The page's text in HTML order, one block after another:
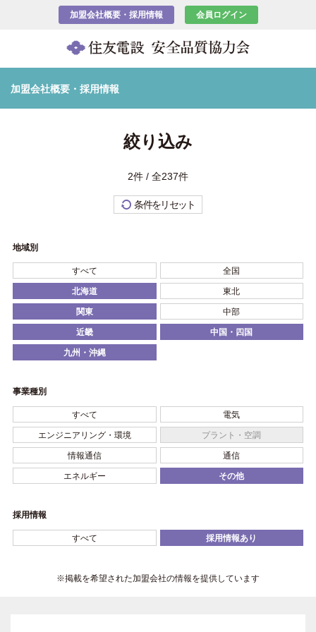
加盟会社概要・採用情報 会員ログイン
加盟会社概要・採用情報
絞り込み
2件 / 全237件
条件をリセット
地域別
すべて 全国
北海道 東北
関東 中部
近畿 中国・四国
九州・沖縄
事業種別
すべて 電気
エンジニアリング・環境 プラント・空調
情報通信 通信
エネルギー その他
採用情報
すべて 採用情報あり
※掲載を希望された加盟会社の情報を提供しています